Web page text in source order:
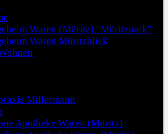
Waren (Müritz) "Müritzpark"
Waren Müritzblick
Millermann
Apotheke Waren (Müritz)